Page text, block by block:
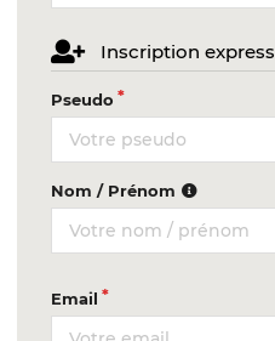
Inscription express
Pseudo
Nom / Prénom
Email